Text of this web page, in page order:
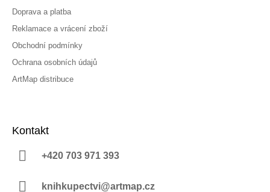
Doprava a platba
Reklamace a vrácení zboží
Obchodní podmínky
Ochrana osobních údajů
ArtMap distribuce
Kontakt
+420 703 971 393
knihkupectvi@artmap.cz